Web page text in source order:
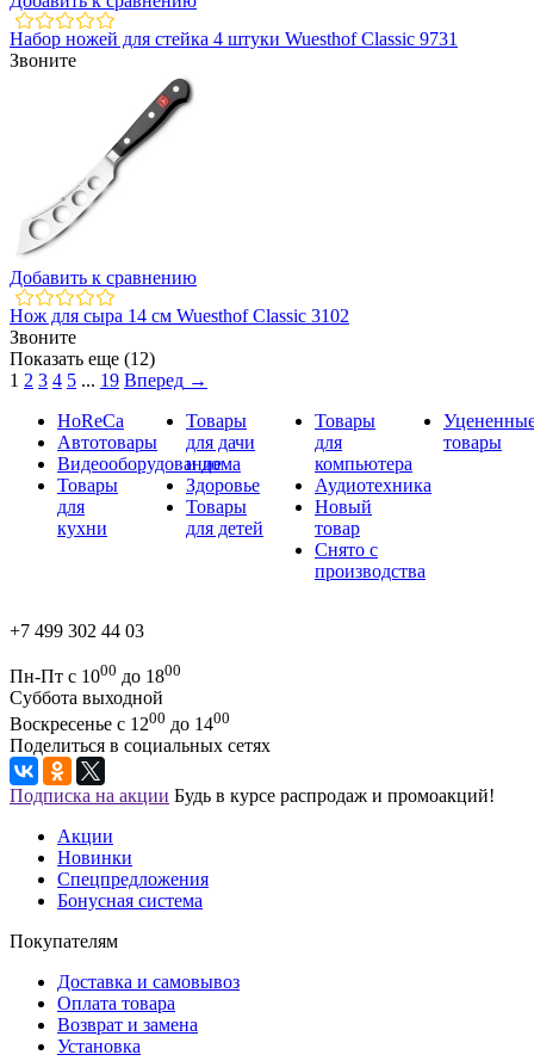
Набор ножей для стейка 4 штуки Wuesthof Classic 9731
Звоните
Добавить к сравнению
Нож для сыра 14 см Wuesthof Classic 3102
Звоните
Показать еще (12)
1 2 3 4 5 ... 19 Вперед →
HoReCa
Автотовары
Видеооборудование
Товары
для
кухни
Товары
для дачи
и дома
Здоровье
Товары
для детей
Товары
для
компьютера
Аудиотехника
Новый
товар
Снято с
производства
товары
+7 499 302 44 03
Пн-Пт с 1000 до 1800
Суббота выходной
Воскресенье с 1200 до 1400
Поделиться в социальных сетях
Подписка на акции Будь в курсе распродаж и промоакций!
Акции
Новинки
Спецпредложения
Бонусная система
Покупателям
Доставка и самовывоз
Оплата товара
Возврат и замена
Установка